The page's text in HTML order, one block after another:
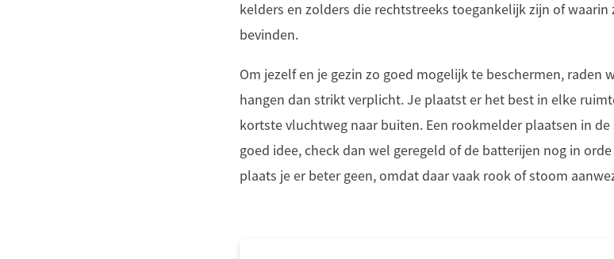
kelders en zolders die rechtstreeks toegankelijk zijn of
bevinden.
Om jezelf en je gezin zo goed mogelijk te beschermen, raden
hangen dan strikt verplicht. Je plaatst er het best in elke
kortste vluchtweg naar buiten. Een rookmelder plaatsen in
goed idee, check dan wel geregeld of de batterijen nog in
plaats je er beter geen, omdat daar vaak rook of stoom